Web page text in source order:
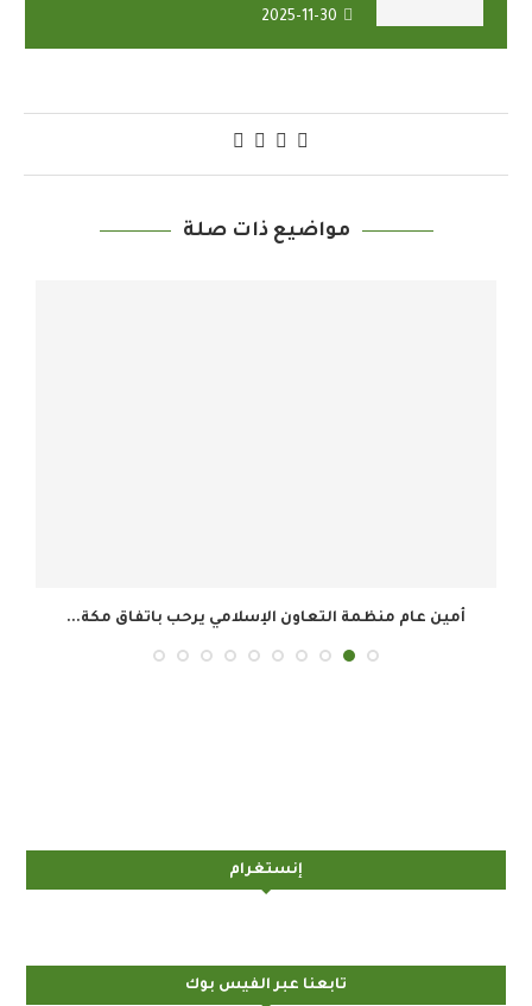
2025-11-30
مواضيع ذات صلة
أمين عام منظمة التعاون الإسلامي يرحب باتفاق مكة...
إنستغرام
تابعنا عبر الفيس بوك